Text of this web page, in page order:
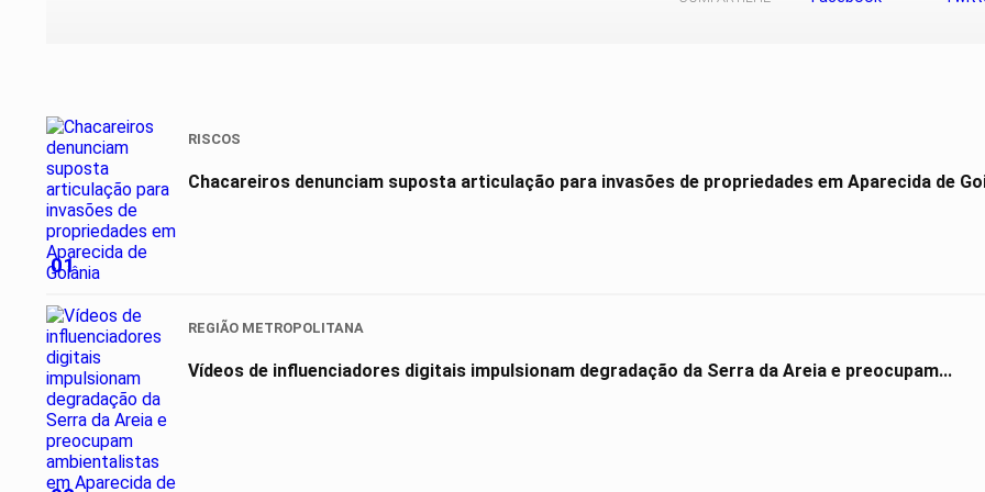
01
RISCOS
Chacareiros denunciam suposta articulação para invasões de propriedades em Aparecida de
REGIÃO METROPOLITANA
Vídeos de influenciadores digitais impulsionam degradação da Serra da Areia e preocupam...